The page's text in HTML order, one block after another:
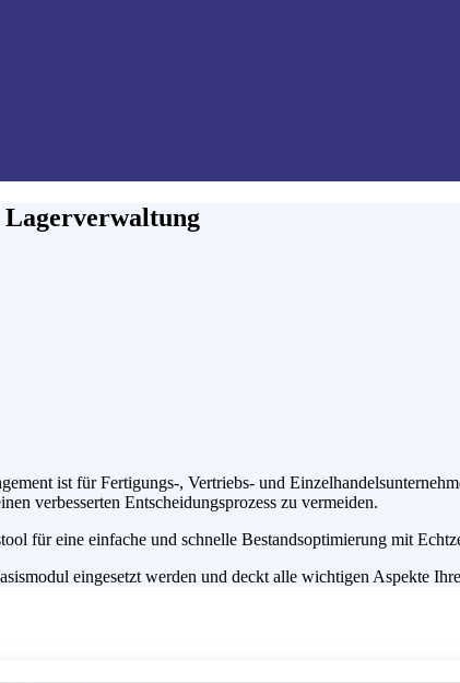
ist für Fertigungs-, Vertriebs- und
verbesserten Entscheidungsprozess zu vermeiden.
für eine einfache und schnelle Bestandsoptimierung mit
eingesetzt werden und deckt alle wichtigen Aspekte